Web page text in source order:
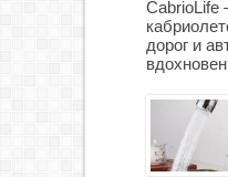
дорог и